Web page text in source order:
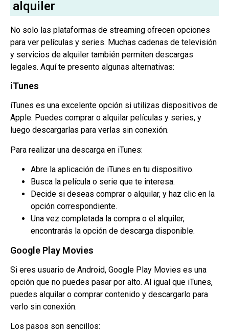
alquiler
No solo las plataformas de streaming ofrecen opciones
para ver películas y series. Muchas cadenas de televisión
y servicios de alquiler también permiten descargas
legales. Aquí te presento algunas alternativas:
iTunes
iTunes es una excelente opción si utilizas dispositivos de
Apple. Puedes comprar o alquilar películas y series, y
luego descargarlas para verlas sin conexión.
Para realizar una descarga en iTunes:
Abre la aplicación de iTunes en tu dispositivo.
Busca la película o serie que te interesa.
Decide si deseas comprar o alquilar, y haz clic en la
opción correspondiente.
Una vez completada la compra o el alquiler,
encontrarás la opción de descarga disponible.
Google Play Movies
Si eres usuario de Android, Google Play Movies es una
opción que no puedes pasar por alto. Al igual que iTunes,
puedes alquilar o comprar contenido y descargarlo para
verlo sin conexión.
Los pasos son sencillos: